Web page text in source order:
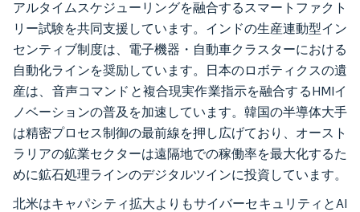
アルタイムスケジューリングを融合するスマートファクト
リー試験を共同支援しています。インドの生産連動型イン
センティブ制度は、電子機器・自動車クラスターにおける
自動化ラインを奨励しています。日本のロボティクスの遺
産は、音声コマンドと複合現実作業指示を融合するHMIイ
ノベーションの普及を加速しています。韓国の半導体大手
は精密プロセス制御の最前線を押し広げており、オースト
ラリアの鉱業セクターは遠隔地での稼働率を最大化するた
めに鉱石処理ラインのデジタルツインに投資しています。
北米はキャパシティ拡大よりもサイバーセキュリティとAI